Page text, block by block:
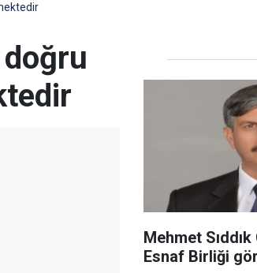
Mehmet
Esnaf Birliği